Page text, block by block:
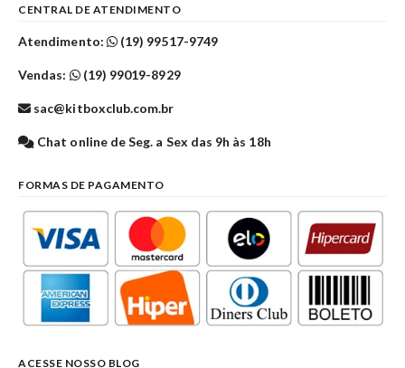
CENTRAL DE ATENDIMENTO
Atendimento: (19) 99517-9749
Vendas: (19) 99019-8929
sac@kitboxclub.com.br
Chat online de Seg. a Sex das 9h às 18h
FORMAS DE PAGAMENTO
ACESSE NOSSO BLOG